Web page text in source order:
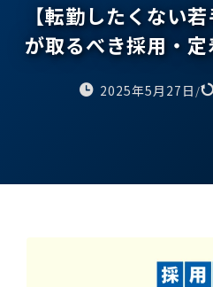
【転勤したくない
が取るべき採用・
2025年5月27日 /